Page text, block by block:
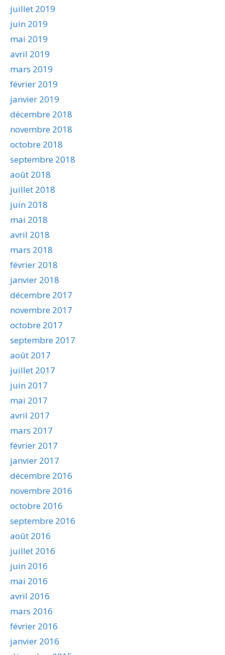
juillet 2019
juin 2019
mai 2019
avril 2019
mars 2019
février 2019
janvier 2019
décembre 2018
novembre 2018
octobre 2018
septembre 2018
août 2018
juillet 2018
juin 2018
mai 2018
avril 2018
mars 2018
février 2018
janvier 2018
décembre 2017
novembre 2017
octobre 2017
septembre 2017
août 2017
juillet 2017
juin 2017
mai 2017
avril 2017
mars 2017
février 2017
janvier 2017
décembre 2016
novembre 2016
octobre 2016
septembre 2016
août 2016
juillet 2016
juin 2016
mai 2016
avril 2016
mars 2016
février 2016
janvier 2016